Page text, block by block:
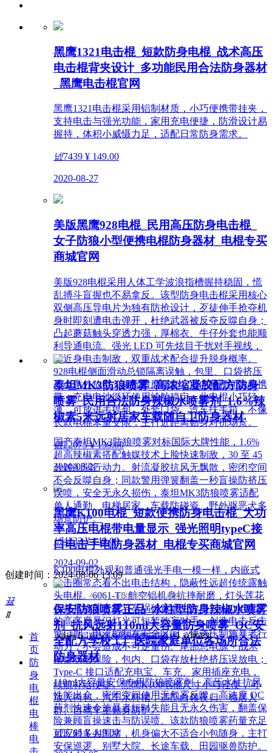
黑鹰1321电击棍_短款防身电棍_战术高压
电击棍背夹设计_多功能民用合法防身器材
_黑鹰电击棍官网
黑鹰1321电击棍采用铝制材质，小巧便携带挂夹，
支持电击与强光功能，家用充电便捷，防滑设计易
握持，体积小威慑力足，适配日常防身需求。
넶7439 ¥ 149.00
2020-08-27
美版黑鹰928电棍_民用高压防身电击棍_
女子防狼小型便携电棍防身器材_电棍专买
商城官网
美版928电棍采用人体工学波浪指槽握持稳固，慌
乱搏斗盲握也不易拿反。该型防身电击棍采用核心
双侧高压导电片为独有防抢设计，歹徒伸手抢夺机
身时即刻遭电击弹开，杜绝武器被反夺反噬自身；
凸起蘑菇触头穿透力强，厚棉衣、牛仔外套也能顺
利导通电流。强光 LED 可先炫目干扰对手视线，
再近身电击制敌，双重战术配合提升脱身概率。
928电棍侧面滑动总锁隔离误触，包里、口袋挤压
不会意外放电；标配耐磨腰套，可内藏腰间隐蔽携
带，充电电池循环使用续航稳定。此电棍小巧轻
薄，可放进手提包、外套口袋、汽车扶手箱，不像
长款电棍笨重受限，主打近距离贴身对抗场景。
넶22075 ¥ 139.00
2020-08-27
黑鹰K100电棍_短款便携防身电击棍_大功
率高压电棍带电量显示_强光照明typeC接
口电击手电防身器材_电棍专买商城官网
K100电棍外观和普通强光手电一模一样，内嵌式
电击圈常态看不出电击结构，隐蔽性远超传统露触
头电棍。6061-T6 航空铝机身抗摔耐磨，灯头莲花
齿兼具物理击打与车祸破窗逃生作用。K100电棍
的高亮度暴闪灯光可短暂致盲对手，创造电击反击
窗口期；电流控制在安全区间，快速压制施暴者行
动力，不会造成不可逆重伤。尾部总电源 + 战术
按键双层保险，包内、口袋存放杜绝挤压误放电；
Type-C 接口适配充电宝、车充、家用插座充电，
续航补给便捷。黑鹰K100电棍尺寸小巧轻便，可
放入挎包、汽车水杯槽，适配白领夜归、独居人
群、自驾车主贴身防护。
넶3765 ¥ 449.00
泰坦MK3防狼喷雾_高浓缩凝胶配方防身
喷雾_民用合法防身辣椒水喷雾剂_1.6%辣
椒素5米远射居家车载随自卫防身器材
国产泰坦MK3防狼喷雾对标国际大牌性能，1.6%
超高辣椒素搭配触媒技术上脸快速制敌，30 至 45
分钟削弱行动力。射流凝胶抗风无飘散，密闭空间
不会反噬自身；同款警用弹簧翻盖一秒盲操防挤压
误喷，安全无永久损伤，泰坦MK3防狼喷雾适配
单人通勤、电梯居家、车载防碰瓷、野外驱恶犬多
场景防护。
넶4232 ¥ 149.00
2024-09-02
保安防狼喷雾正品_水柱型防身辣椒水喷雾
剂_抗风远射110ml大容量防身喷雾_OC安
全配方学校工厂医院家庭单位各场所合法
防身器材
110ml大容量安保专用防狼喷雾剂，高压水柱抗风
性能出众，密闭空间使用无气雾反噬。高浓度 OC
药剂快速令施暴者短时失能且无永久伤害，翻盖保
险兼顾盲操速击与防误喷。该款防狼喷雾药量充足
可应对多人围堵，机身偏大不适合小包随身，主打
安保巡逻、别墅大院、长途车载、田园驱兽防护。
创建时间： 2024-08-06 13:09
作者：贝斯达防身专卖网
끀
ꁲ
首
页
防
身
电
棍
电
棒
电
返回【贝斯达防身用品黑鹰安防器材】官网首页